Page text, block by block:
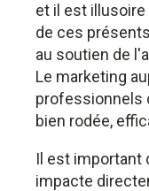
et il est
de ces
au soutien de
Le marketing
professionnels
bien rodée,
Il est important
impacte